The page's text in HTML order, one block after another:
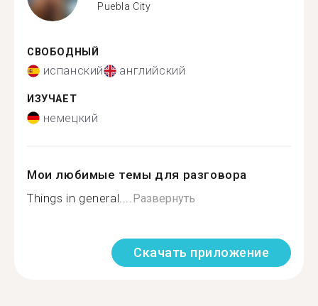
Puebla City
СВОБОДНЫЙ
испанский английский
ИЗУЧАЕТ
немецкий
Мои любимые темы для разговора
Things in general.... Развернуть
Скачать приложение